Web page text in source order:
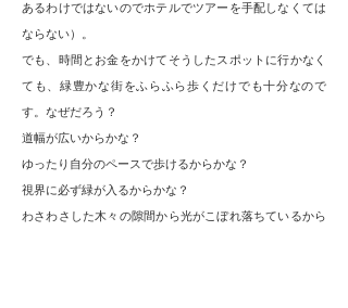
あるわけではないのでホテルでツアーを手配しなくては
ならない）。
でも、時間とお金をかけてそうしたスポットに行かなく
ても、緑豊かな街をふらふら歩くだけでも十分なので
す。なぜだろう？
道幅が広いからかな？
ゆったり自分のペースで歩けるからかな？
視界に必ず緑が入るからかな？
わさわさした木々の隙間から光がこぼれ落ちているから